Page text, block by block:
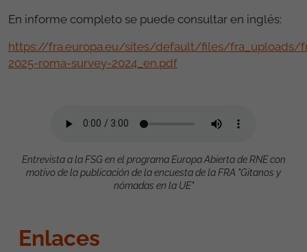
En informe completo se puede consultar en inglés:
https://fra.europa.eu/sites/default/files/fra_uploads/
2025-roma-survey-2024_en.pdf
Entrevista a la FSG en el programa Europa Abierta de RNE con
motivo de la publicación de la encuesta de la FRA "Gitanos y
nómadas en la UE"
Enlaces